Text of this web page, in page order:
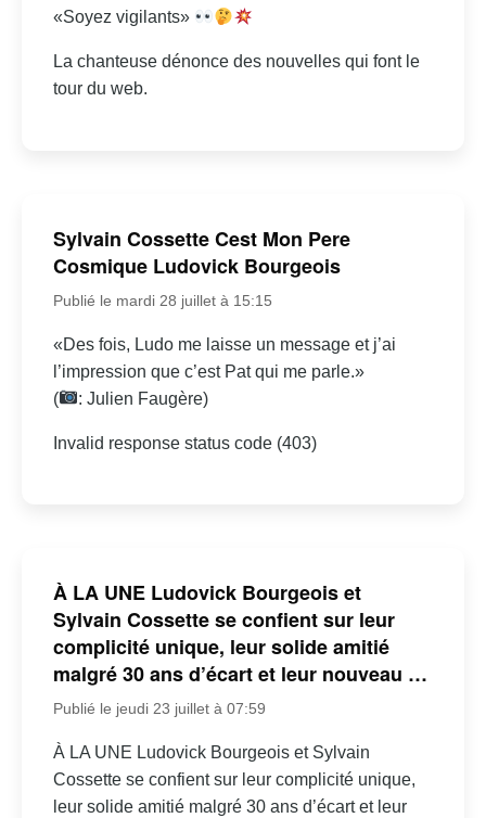
«Soyez vigilants»
La chanteuse dénonce des nouvelles qui font le
tour du web.
Sylvain Cossette Cest Mon Pere
Cosmique Ludovick Bourgeois
Publié le mardi 28 juillet à 15:15
«Des fois, Ludo me laisse un message et j’ai
l’impression que c’est Pat qui me parle.»
(
: Julien Faugère)
Invalid response status code (403)
À LA UNE Ludovick Bourgeois et
Sylvain Cossette se confient sur leur
complicité unique, leur solide amitié
malgré 30 ans d’écart et leur nouveau …
Publié le jeudi 23 juillet à 07:59
À LA UNE Ludovick Bourgeois et Sylvain
Cossette se confient sur leur complicité unique,
leur solide amitié malgré 30 ans d’écart et leur